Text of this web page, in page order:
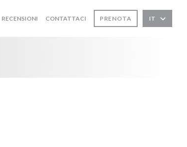
RECENSIONI CONTATTACI PRENOTA IT